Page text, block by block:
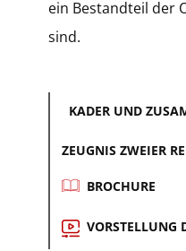
ein Bestandteil der
sind.
KADER UND
ZEUGNIS ZWEIER
BROCHURE
VORSTELLUNG